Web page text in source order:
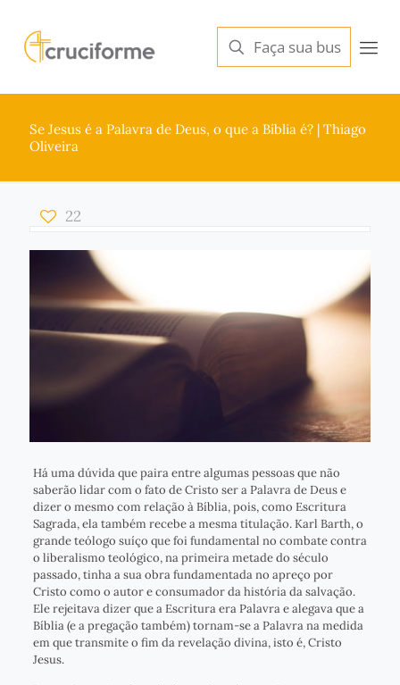
Se Jesus é a Palavra de Deus, o que a Bíblia é? | Thiago
Oliveira
22
Há uma dúvida que paira entre algumas pessoas que não
saberão lidar com o fato de Cristo ser a Palavra de Deus e
dizer o mesmo com relação à Bíblia, pois, como Escritura
Sagrada, ela também recebe a mesma titulação. Karl Barth, o
grande teólogo suíço que foi fundamental no combate contra
o liberalismo teológico, na primeira metade do século
passado, tinha a sua obra fundamentada no apreço por
Cristo como o autor e consumador da história da salvação.
Ele rejeitava dizer que a Escritura era Palavra e alegava que a
Bíblia (e a pregação também) tornam-se a Palavra na medida
em que transmite o fim da revelação divina, isto é, Cristo
Jesus.